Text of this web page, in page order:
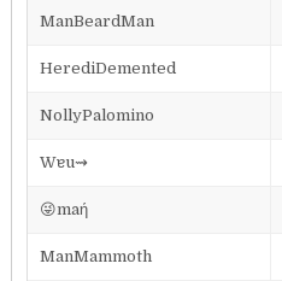
ManBeardMan
HerediDemented
NollyPalomino
Wɐu⇝
😜maή
ManMammoth